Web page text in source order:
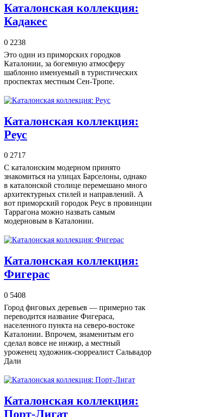
Каталонская коллекция:
Кадакес
0 2238
Это один из приморских городков
Каталонии, за богемную атмосферу
шаблонно именуемый в туристических
проспектах местным Сен-Тропе.
Каталонская коллекция:
Реус
0 2717
С каталонским модерном принято
знакомиться на улицах Барселоны, однако
в каталонской столице перемешано много
архитектурных стилей и направлений. А
вот приморский городок Реус в провинции
Таррагона можно назвать самым
модерновым в Каталонии.
Каталонская коллекция:
Фигерас
0 5408
Город фиговых деревьев — примерно так
переводится название Фигераса,
населенного пункта на северо-востоке
Каталонии. Впрочем, знаменитым его
сделал вовсе не инжир, а местный
уроженец художник-сюрреалист Сальвадор
Дали
Каталонская коллекция:
Порт-Лигат